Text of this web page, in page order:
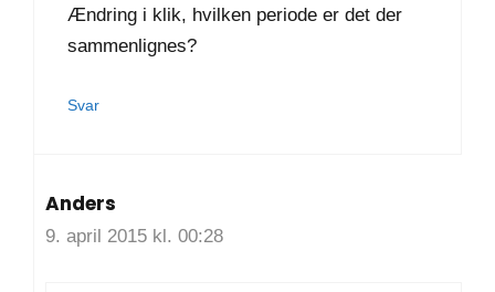
Ændring i klik, hvilken periode er det der
sammenlignes?
Svar
Anders
9. april 2015 kl. 00:28